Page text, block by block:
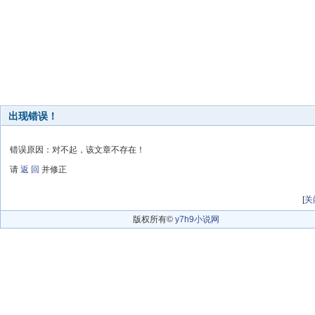
出现错误！
错误原因：对不起，该文章不存在！
请 返 回 并修正
[关
版权所有© y7h9小说网